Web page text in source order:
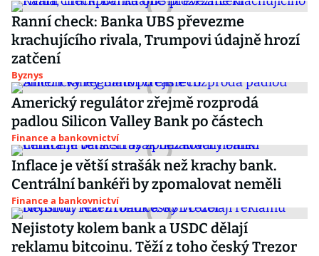
Ranní check: Banka UBS převezme
krachujícího rivala, Trumpovi údajně hrozí
zatčení
Byznys
Americký regulátor zřejmě rozprodá
padlou Silicon Valley Bank po částech
Finance a bankovnictví
Inflace je větší strašák než krachy bank.
Centrální bankéři by zpomalovat neměli
Finance a bankovnictví
Nejistoty kolem bank a USDC dělají
reklamu bitcoinu. Těží z toho český Trezor